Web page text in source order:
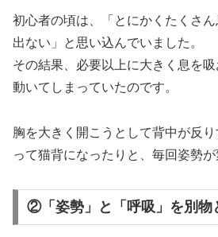
初心者の頃は、「とにかくたくさ
出ない」と思い込んでいました。
その結果、必要以上に大きく息を
動いてしまっていたのです。
胸を大きく開こうとして背中が反
って猫背になったりと、毎回姿勢が
②「姿勢」と「呼吸」を別物